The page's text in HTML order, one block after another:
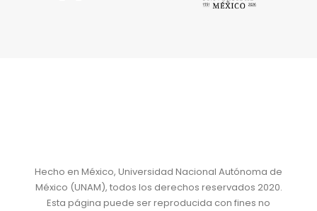
Hecho en México, Universidad Nacional Autónoma de
México (UNAM), todos los derechos reservados 2020.
Esta página puede ser reproducida con fines no